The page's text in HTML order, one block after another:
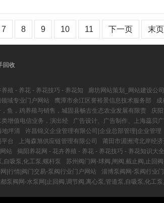
7 8 9 10 11 下一页 末页
回收
殖 - 养花 - 养花技巧 - 养花知 廊坊网站策划_网站建设公
域专业门户网站 鹰潭市余江区誉裕景信息技术服务部
鱼，鸡养殖与销售，城固县畅古生态农业发展有限责 庆
增值电信业务，演出经
广告设计、广告制作、上海蕊贝
地坪清
许昌锦义企业管理有限公司|企业总部管理|企业管理
台 上海森旭供应链管理有限公司 莆田市湄洲湾北岸经
站 揭阳养花网 - 花卉养殖 - 养花 - 养花技巧 - 养花知识大
自吸泵,化工泵,螺杆泵
苏州阀门网-球阀,闸阀,截止阀,止回
|行情|阀门交易-泵阀行业门户网站
淄博泵阀网-泵阀行业
都泵阀网-水泵网|止回阀,调节阀,离心泵,管道泵,自吸泵,化工